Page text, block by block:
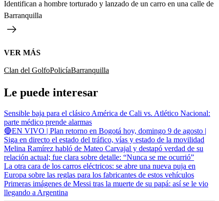
Identifican a hombre torturado y lanzado de un carro en una calle de
Barranquilla
VER MÁS
Clan del GolfoPolicíaBarranquilla
Le puede interesar
Sensible baja para el clásico América de Cali vs. Atlético Nacional:
parte médico prende alarmas
🔴EN VIVO | Plan retorno en Bogotá hoy, domingo 9 de agosto |
Siga en directo el estado del tráfico, vías y estado de la movilidad
Melina Ramírez habló de Mateo Carvajal y destapó verdad de su
relación actual; fue clara sobre detalle: “Nunca se me ocurrió”
La otra cara de los carros eléctricos: se abre una nueva puja en
Europa sobre las reglas para los fabricantes de estos vehículos
Primeras imágenes de Messi tras la muerte de su papá: así se le vio
llegando a Argentina